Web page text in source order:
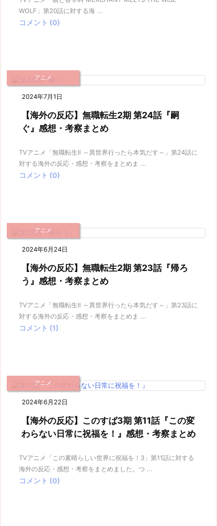
WOLF」第20話に対する海 ...
コメント (0)
2024年7月1日
アニメ
【海外の反応】無職転生2期 第24話『嗣
ぐ』感想・考察まとめ
TVアニメ「無職転生Ⅱ ～異世界行ったら本気だす～」第24話に
対する海外の反応・感想・考察をまとめま ...
コメント (0)
2024年6月24日
アニメ
【海外の反応】無職転生2期 第23話『帰ろ
う』感想・考察まとめ
TVアニメ「無職転生Ⅱ ～異世界行ったら本気だす～」第23話に
対する海外の反応・感想・考察をまとめま ...
コメント (1)
2024年6月22日
アニメ
【海外の反応】このすば3期 第11話『この変
わらない日常に祝福を！』感想・考察まとめ
TVアニメ「この素晴らしい世界に祝福を！3」第11話に対する
海外の反応・感想・考察をまとめました。つ ...
コメント (0)